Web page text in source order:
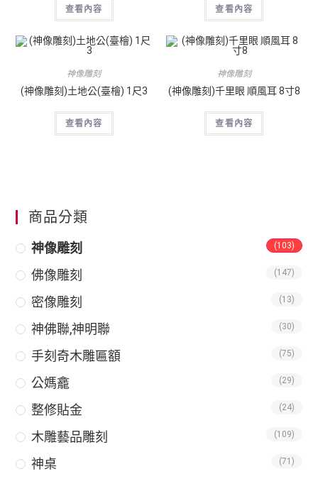
查看內容 查看內容
神像雕刻
(神像雕刻)土地公(臺檜) 1尺3
查看內容
神像雕刻
(神像雕刻)千里眼 順風耳 8寸8
查看內容
商品分類
神像雕刻 (103)
佛像雕刻 (147)
密像雕刻 (13)
神佛聯,神明聯 (30)
手刻奇木雕匾額 (75)
公媽龕 (29)
整修貼金 (24)
木雕藝品雕刻 (109)
神桌 (71)